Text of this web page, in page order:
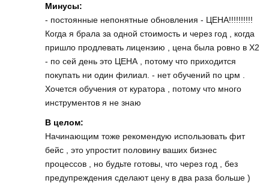
Минусы:
- постоянные непонятные обновления - ЦЕНА!!!!!!!!!!
Когда я брала за одной стоимость и через год , когда
пришло продлевать лицензию , цена была ровно в Х2
- по сей день это ЦЕНА , потому что приходится
покупать ни один филиал. - нет обучений по црм .
Хочется обучения от куратора , потому что много
инструментов я не знаю
В целом:
Начинающим тоже рекомендую использовать фит
бейс , это упростит половину ваших бизнес
процессов , но будьте готовы, что через год , без
предупреждения сделают цену в два раза больше )